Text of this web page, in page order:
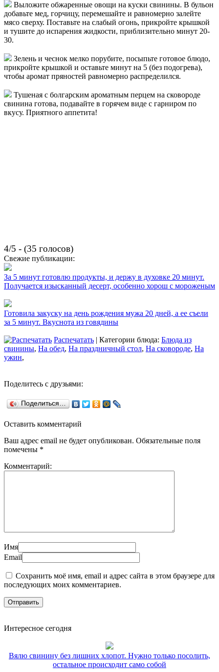
Выложите обжаренные овощи на куски свинины. В бульон
добавьте мед, горчицу, перемешайте и равномерно залейте
мясо сверху. Поставьте на слабый огонь, прикройте крышкой
и тушите до испарения жидкости, приблизительно минут 20-
30.
Зелень и чеснок мелко порубите, посыпьте готовое блюдо,
прикройте крышкой и оставьте минут на 5 (без подогрева),
чтобы аромат пряностей равномерно распределился.
Тушеная с болгарским ароматным перцем на сковороде
свинина готова, подавайте в горячем виде с гарниром по
вкусу. Приятного аппетита!
4/5 - (35 голосов)
Свежие публикации:
За 5 минут готовлю продукты, и держу в духовке 20 минут.
Получается изысканный десерт, особенно хорош с мороженым
Готовила закуску на день рождения мужа 20 дней, а ее съели
за 5 минут. Вкуснота из говядины
Распечатать | Категории блюда: Блюда из
свинины, На обед, На праздничный стол, На сковороде, На
ужин,
Поделитесь с друзьями:
Поделиться…
Оставить комментарий
Ваш адрес email не будет опубликован. Обязательные поля
помечены *
Комментарий:
Имя
Email
Сохранить моё имя, email и адрес сайта в этом браузере для
последующих моих комментариев.
Интересное сегодня
Вялю свинину без лишних хлопот. Нужно только посолить,
остальное происходит само собой